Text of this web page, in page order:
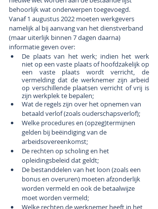
behoorlijk wat onderwerpen toegevoegd.
Vanaf 1 augustus 2022 moeten werkgevers
namelijk al bij aanvang van het dienstverband
(maar uiterlijk binnen 7 dagen daarna)
informatie geven over:
De plaats van het werk; indien het werk
niet op een vaste plaats of hoofdzakelijk op
een vaste plaats wordt verricht, de
vermelding dat de werknemer zijn arbeid
op verschillende plaatsen verricht of vrij is
zijn werkplek te bepalen;
Wat de regels zijn over het opnemen van
betaald verlof (zoals ouderschapsverlof);
Welke procedures en (opzeg)termijnen
gelden bij beëindiging van de
arbeidsovereenkomst;
De rechten op scholing en het
opleidingsbeleid dat geldt;
De bestanddelen van het loon (zoals een
bonus en overuren) moeten afzonderlijk
worden vermeld en ook de betaalwijze
moet worden vermeld;
Welke rechten de werknemer heeft in het